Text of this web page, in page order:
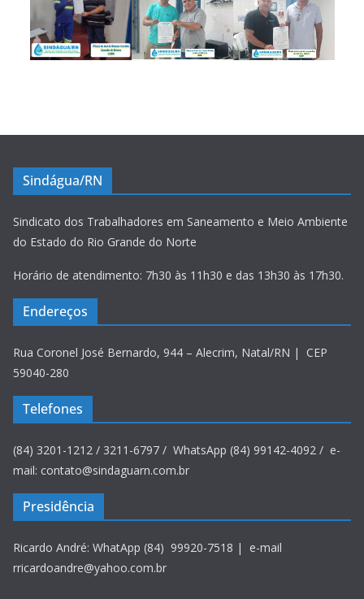
Sindágua/RN
Sindicato dos Trabalhadores em Saneamento e Meio Ambiente
do Estado do Rio Grande do Norte
Horário de atendimento: 7h30 às 11h30 e das 13h30 às 17h30.
Endereços
Rua Coronel José Bernardo, 944 – Alecrim, Natal/RN | CEP
59040-280
Telefones
(84) 3201-1212 / 3211-6797 / WhatsApp (84) 99142-4092 / e-
mail: contato@sindaguarn.com.br
Presidência
Ricardo André: WhatApp (84) 99920-7518 | e-mail
rricardoandre@yahoo.com.br